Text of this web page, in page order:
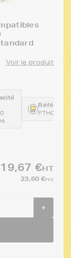
Voir le produit
19,67 €HT
23,60 €TTC
+